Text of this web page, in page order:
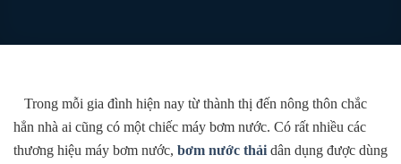
Trong mỗi gia đình hiện nay từ thành thị đến nông thôn chắc
hẳn nhà ai cũng có một chiếc máy bơm nước. Có rất nhiều các
thương hiệu máy bơm nước, bơm nước thải dân dụng được dùng